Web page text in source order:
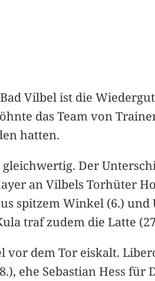
Vilbel ist die
das Team von
hatten.
Der
an Vilbels Torhüter
spitzem Winkel (6.)
traf zudem die Latte
vor dem Tor eiskalt.
ehe Sebastian Hess